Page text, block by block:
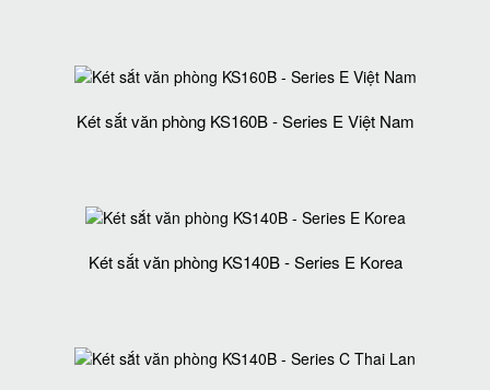
Két sắt văn phòng KS160B - Series E Việt Nam
Két sắt văn phòng KS140B - Series E Korea